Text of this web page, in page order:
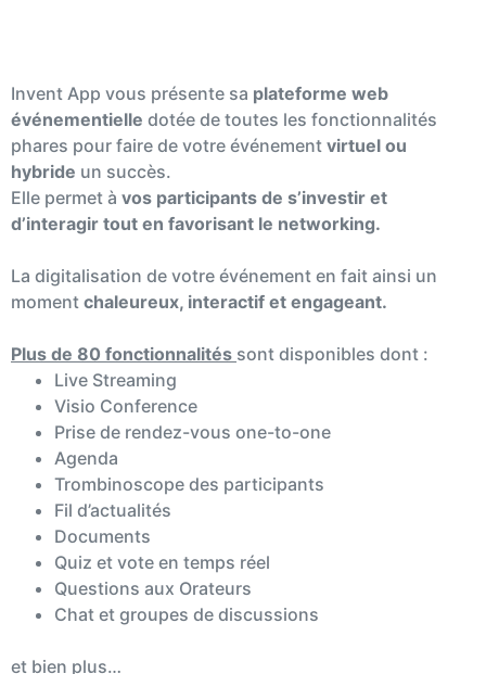
Invent App vous présente sa plateforme web
événementielle dotée de toutes les fonctionnalités
phares pour faire de votre événement virtuel ou
hybride un succès.
Elle permet à vos participants de s’investir et
d’interagir tout en favorisant le networking.
La digitalisation de votre événement en fait ainsi un
moment chaleureux, interactif et engageant.
Plus de 80 fonctionnalités sont disponibles dont :
Live Streaming
Visio Conference
Prise de rendez-vous one-to-one
Agenda
Trombinoscope des participants
Fil d’actualités
Documents
Quiz et vote en temps réel
Questions aux Orateurs
Chat et groupes de discussions
et bien plus…